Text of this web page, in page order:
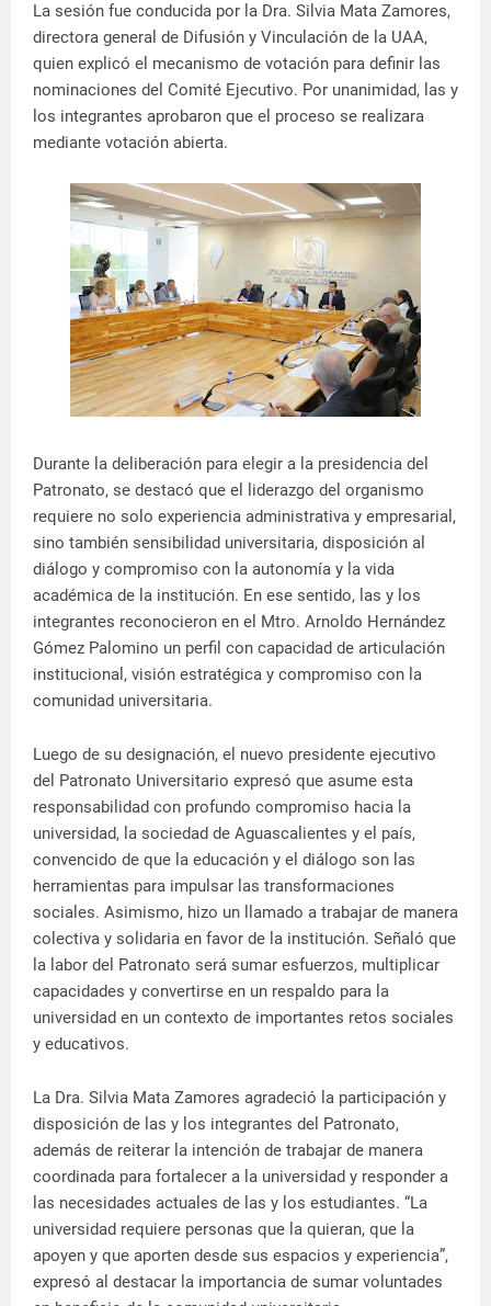
La sesión fue conducida por la Dra. Silvia Mata Zamores,
directora general de Difusión y Vinculación de la UAA,
quien explicó el mecanismo de votación para definir las
nominaciones del Comité Ejecutivo. Por unanimidad, las y
los integrantes aprobaron que el proceso se realizara
mediante votación abierta.
Durante la deliberación para elegir a la presidencia del
Patronato, se destacó que el liderazgo del organismo
requiere no solo experiencia administrativa y empresarial,
sino también sensibilidad universitaria, disposición al
diálogo y compromiso con la autonomía y la vida
académica de la institución. En ese sentido, las y los
integrantes reconocieron en el Mtro. Arnoldo Hernández
Gómez Palomino un perfil con capacidad de articulación
institucional, visión estratégica y compromiso con la
comunidad universitaria.
Luego de su designación, el nuevo presidente ejecutivo
del Patronato Universitario expresó que asume esta
responsabilidad con profundo compromiso hacia la
universidad, la sociedad de Aguascalientes y el país,
convencido de que la educación y el diálogo son las
herramientas para impulsar las transformaciones
sociales. Asimismo, hizo un llamado a trabajar de manera
colectiva y solidaria en favor de la institución. Señaló que
la labor del Patronato será sumar esfuerzos, multiplicar
capacidades y convertirse en un respaldo para la
universidad en un contexto de importantes retos sociales
y educativos.
La Dra. Silvia Mata Zamores agradeció la participación y
disposición de las y los integrantes del Patronato,
además de reiterar la intención de trabajar de manera
coordinada para fortalecer a la universidad y responder a
las necesidades actuales de las y los estudiantes. “La
universidad requiere personas que la quieran, que la
apoyen y que aporten desde sus espacios y experiencia”,
expresó al destacar la importancia de sumar voluntades